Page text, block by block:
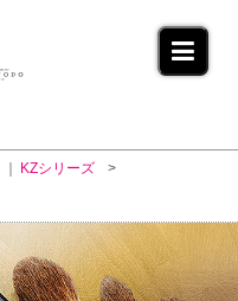
KZシリーズ